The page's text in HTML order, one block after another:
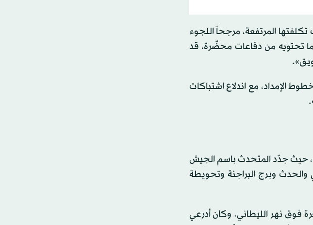
المرتفعة، مرجحاً اللجوء
تحتويه من دفاعات محضّرة، قد
الإمداد، مع اندلاع اشتباكات
حيث جدّد المتحدث باسم الجيش
والحدث وبرج البراجنة وتحويطة
فوق نهر الليطاني. وكان أدرعي